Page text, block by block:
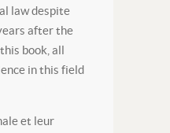
law despite
after the
book, all
in this field
et leur